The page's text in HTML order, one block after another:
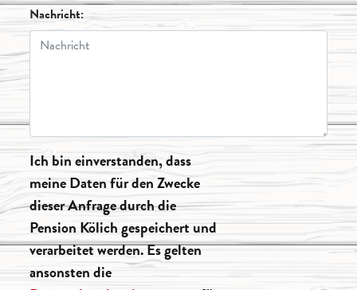
Nachricht:
Ich bin einverstanden, dass
meine Daten für den Zwecke
dieser Anfrage durch die
Pension Kölich gespeichert und
verarbeitet werden. Es gelten
ansonsten die